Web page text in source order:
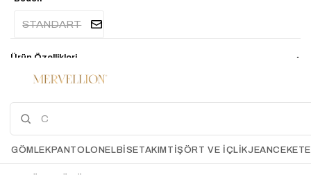
STANDART
Ürün Özellikleri
GÖMLEK PANTOLON ELBİSETAKIM TIŞÖRT VE İÇLIKJEANCEKET